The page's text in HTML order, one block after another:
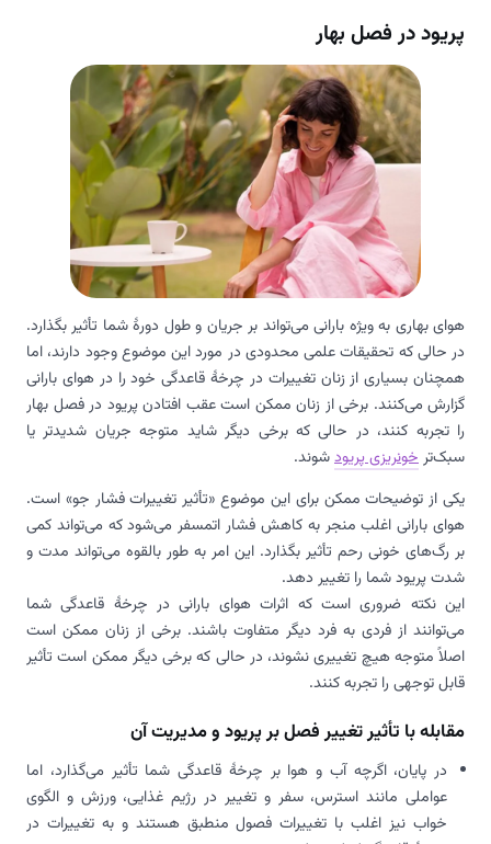
پریود در فصل بهار
هوای بهاری به ویژه بارانی می‌تواند بر جریان و طول دورهٔ شما تأثیر بگذارد.
در حالی که تحقیقات علمی محدودی در مورد این موضوع وجود دارند، اما
همچنان بسیاری از زنان تغییرات در چرخهٔ قاعدگی خود را در هوای بارانی
گزارش می‌کنند. برخی از زنان ممکن است عقب افتادن پریود در فصل بهار
را تجربه کنند، در حالی که برخی دیگر شاید متوجه جریان شدیدتر یا
سبک‌ترخونریزی پریودشوند.
یکی از توضیحات ممکن برای این موضوع «تأثیر تغییرات فشار جو» است.
هوای بارانی اغلب منجر به کاهش فشار اتمسفر می‌شود که می‌تواند کمی
بر رگ‌های خونی رحم تأثیر بگذارد. این امر به طور بالقوه می‌تواند مدت و
شدت پریود شما را تغییر دهد.
این نکته ضروری است که اثرات هوای بارانی در چرخهٔ قاعدگی شما
می‌توانند از فردی به فرد دیگر متفاوت باشند. برخی از زنان ممکن است
اصلاً متوجه هیچ تغییری نشوند، در حالی که برخی دیگر ممکن است تأثیر
قابل توجهی را تجربه کنند.
مقابله با تأثیر تغییر فصل بر پریود و مدیریت آن
در پایان، اگرچه آب و هوا بر چرخهٔ قاعدگی شما تأثیر می‌گذارد، اما
عواملی مانند استرس، سفر و تغییر در رژیم غذایی، ورزش و الگوی
خواب نیز اغلب با تغییرات فصول منطبق هستند و به تغییرات در